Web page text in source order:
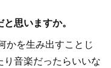
思いますか。
かを生み出すことじ
音楽だったらいいな